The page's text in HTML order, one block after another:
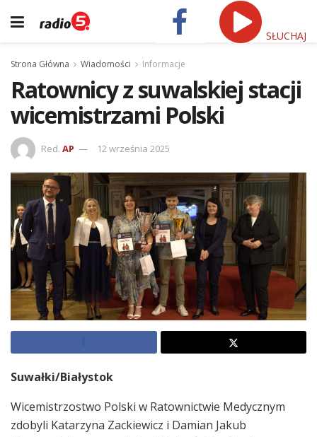
SŁUCHAJ
Strona Główna Wiadomości Informacje
Ratownicy z suwalskiej stacji
wicemistrzami Polski
Red. AP 12 września 2025
Suwałki/Białystok
Wicemistrzostwo Polski w Ratownictwie Medycznym
zdobyli Katarzyna Zackiewicz i Damian Jakub